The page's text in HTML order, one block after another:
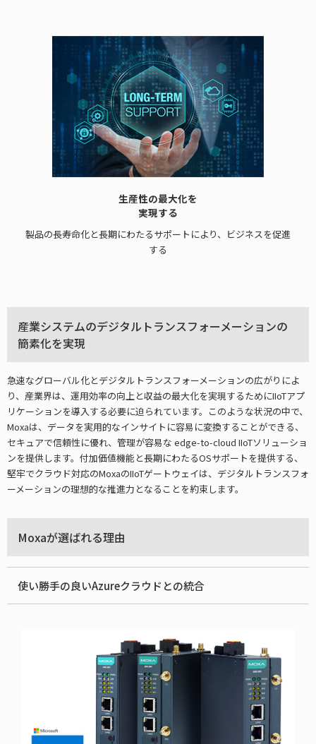
生産性の最大化を
実現する
製品の長寿命化と長期にわたるサポートにより、ビジネスを促進
する
産業システムのデジタルトランスフォーメーションの
簡素化を実現
急速なグローバル化とデジタルトランスフォーメーションの広がりによ
り、産業界は、運用効率の向上と収益の最大化を実現するためにIIoTアプ
リケーションを導入する必要に迫られています。このような状況の中で、
Moxaは、データを実用的なインサイトに容易に変換することができる、
セキュアで信頼性に優れ、管理が容易な edge-to-cloud IIoTソリューショ
ンを提供します。付加価値機能と長期にわたるOSサポートを提供する、
堅牢でクラウド対応のMoxaのIIoTゲートウェイは、デジタルトランスフォ
ーメーションの理想的な推進力となることを約束します。
Moxaが選ばれる理由
使い勝手の良いAzureクラウドとの統合